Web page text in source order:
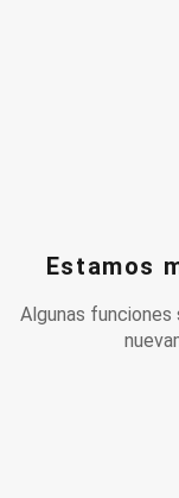
Estamos
Algunas